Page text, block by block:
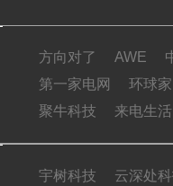
方向对了 AWE
第一家电网
环球
聚牛科技
来电生活
宇树科技 云深处